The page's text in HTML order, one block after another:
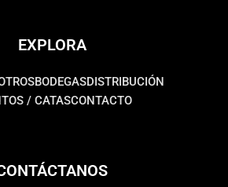
EXPLORA
BODEGASDISTRIBUCIÓN
/ CATASCONTACTO